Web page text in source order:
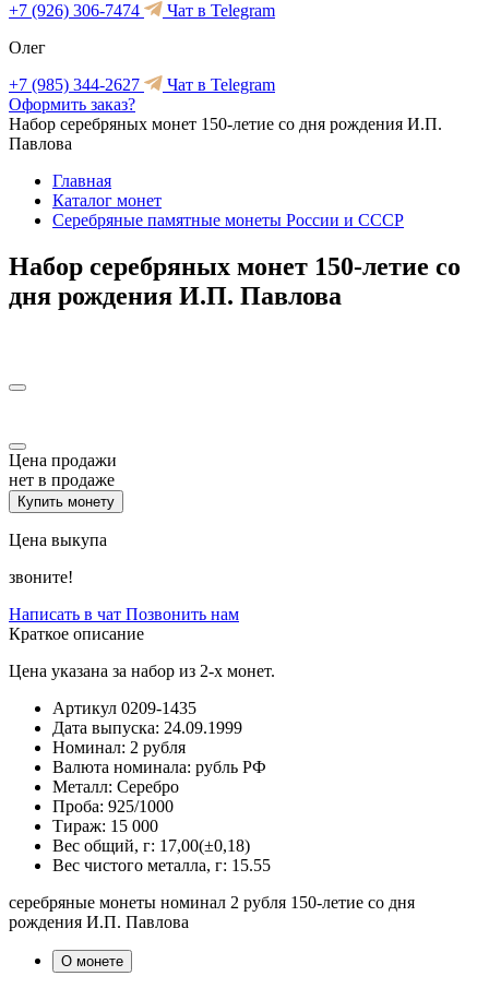
+7 (926) 306-7474
Чат в Telegram
Олег
+7 (985) 344-2627
Чат в Telegram
Оформить заказ?
Набор серебряных монет 150-летие со дня рождения И.П.
Павлова
Главная
Каталог монет
Серебряные памятные монеты России и СССР
Набор серебряных монет 150-летие со
дня рождения И.П. Павлова
Цена продажи
нет в продаже
Купить монету
Цена выкупа
звоните!
Написать в чат Позвонить нам
Краткое описание
Цена указана за набор из 2-х монет.
Артикул 0209-1435
Дата выпуска: 24.09.1999
Номинал: 2 рубля
Валюта номинала: рубль РФ
Металл: Серебро
Проба: 925/1000
Тираж: 15 000
Вес общий, г: 17,00(±0,18)
Вес чистого металла, г: 15.55
серебряные монеты номинал 2 рубля 150-летие со дня
рождения И.П. Павлова
О монете